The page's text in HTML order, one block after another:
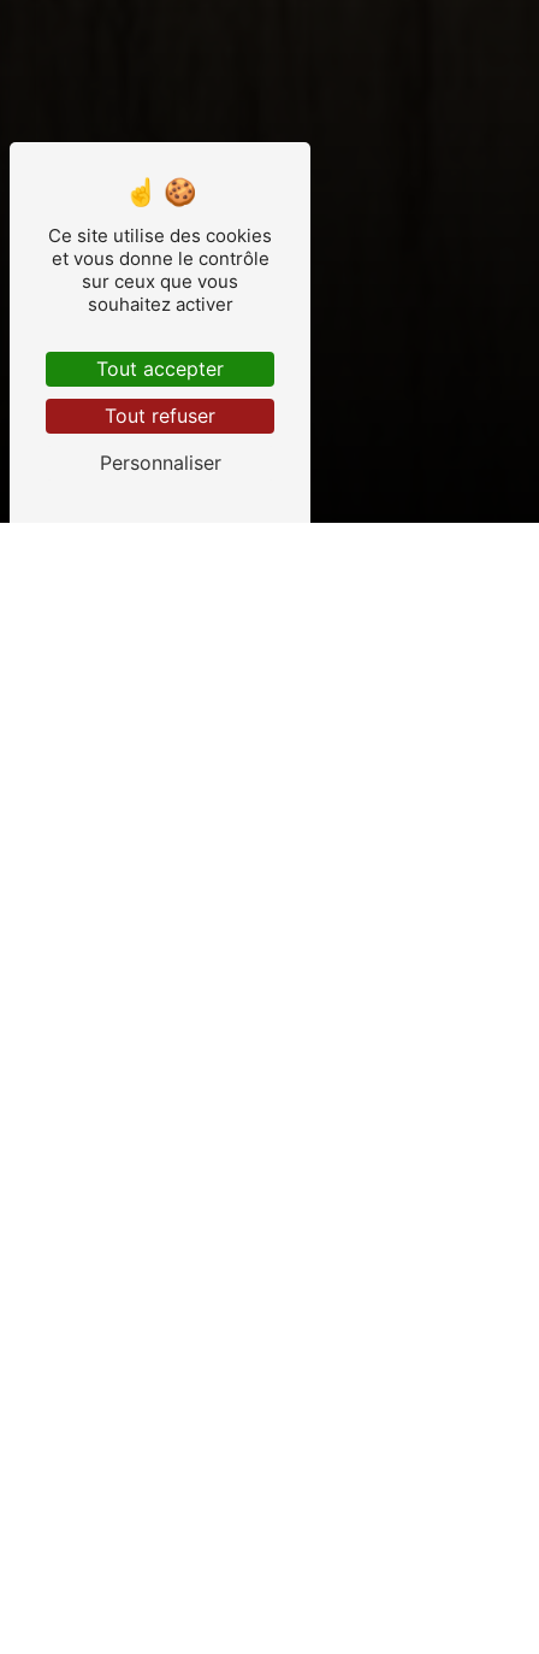
Ce site utilise des cookies
et vous donne le contrôle
sur ceux que vous
souhaitez activer
Tout accepter
Tout refuser
Personnaliser